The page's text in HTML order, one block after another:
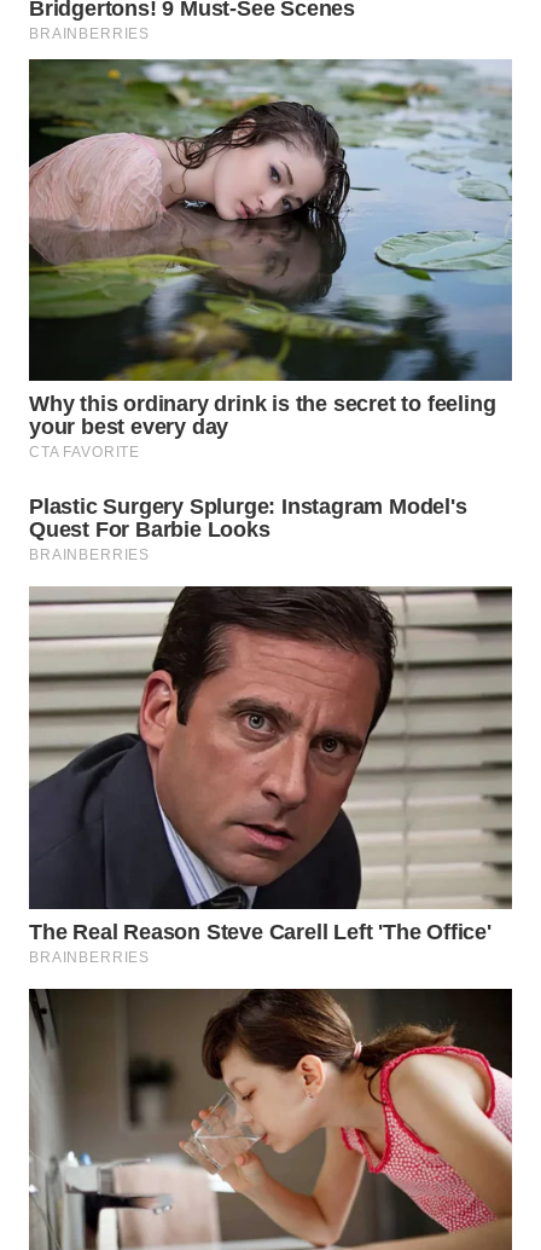
INDRAMAYU
WN
KUNINGAN
WN
MAJALENGKA
WN
WN
SUKABUMI
WN
PURWAKARTA
WN
PRIANGAN
TIMUR
SEMARANG
BOROBUDUR
WN
MADURA
WN
NATUNA